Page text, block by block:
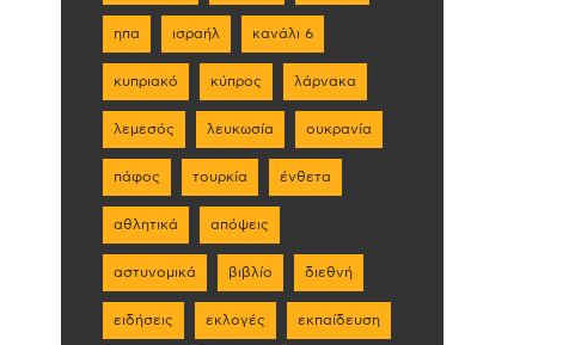
ηπα ισραήλ κανάλι 6
κυπριακό κύπρος λάρνακα
λεμεσός λευκωσία ουκρανία
πάφος τουρκία ένθετα
αθλητικά απόψεις
αστυνομικά βιβλίο διεθνή
ειδήσεις εκλογές εκπαίδευση